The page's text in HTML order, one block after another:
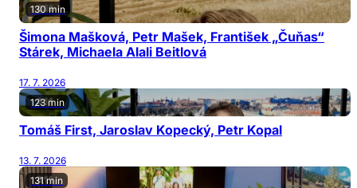
130 min
Šimona Mašková, Petr Mašek, František „Čuňas“
Stárek, Michaela Alali Beitlová
17. 7. 2026
123 min
Tomáš First, Jaroslav Kopecký, Petr Kopal
13. 7. 2026
131 min